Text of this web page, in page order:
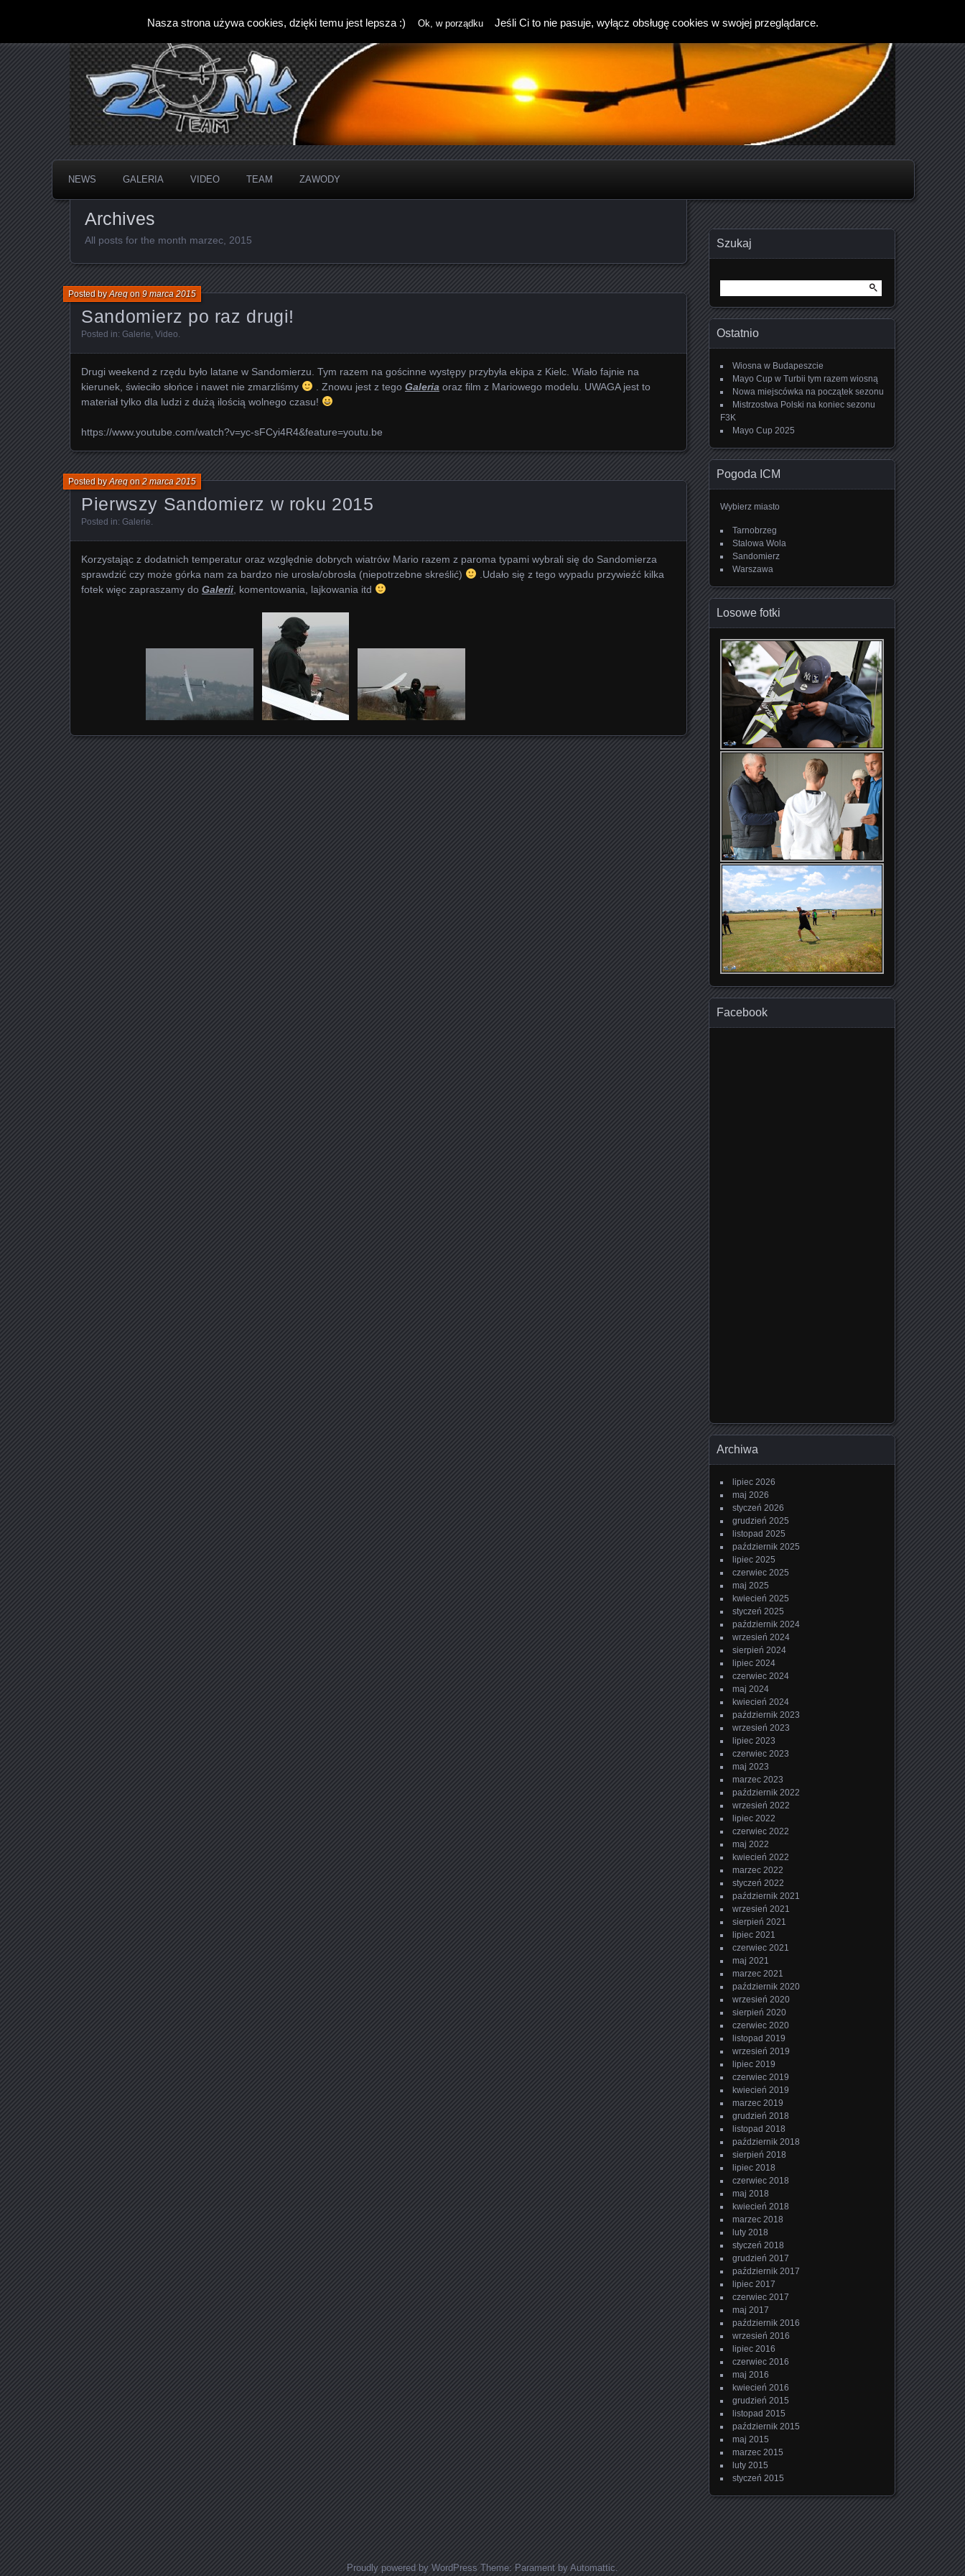
NEWS GALERIA VIDEO TEAM ZAWODY
Archives
All posts for the month marzec, 2015
Sandomierz po raz drugi!
Posted byAreqon9 marca 2015
Posted in: Galerie Video
Drugi weekend z rzędu było latane w Sandomierzu. Tym razem na gościnne występy przybyła ekipa z Kielc. Wiało fajnie na
kierunek, świeciło słońce i nawet nie zmarzliśmy
. Znowu jest z tego Galeria oraz film z Mariowego modelu. UWAGA jest to
materiał tylko dla ludzi z dużą ilością wolnego czasu!
https://www.youtube.com/watch?v=yc-sFCyi4R4&feature=youtu.be
Pierwszy Sandomierz w roku 2015
Posted byAreqon2 marca 2015
Posted in: Galerie
Korzystając z dodatnich temperatur oraz względnie dobrych wiatrów Mario razem z paroma typami wybrali się do Sandomierza
sprawdzić czy może górka nam za bardzo nie urosła/obrosła (niepotrzebne skreślić)
.Udało się z tego wypadu przywieźć kilka
fotek więc zapraszamy do Galerii , komentowania, lajkowania itd
Szukaj
Ostatnio
Wiosna w Budapeszcie
Mayo Cup w Turbii tym razem wiosną
Nowa miejscówka na początek sezonu
Mistrzostwa Polski na koniec sezonu
F3K
Mayo Cup 2025
Pogoda ICM
Wybierz miasto
Tarnobrzeg
Stalowa Wola
Sandomierz
Warszawa
Losowe fotki
Facebook
Archiwa
lipiec 2026
maj 2026
styczeń 2026
grudzień 2025
listopad 2025
październik 2025
lipiec 2025
czerwiec 2025
maj 2025
kwiecień 2025
styczeń 2025
październik 2024
wrzesień 2024
sierpień 2024
lipiec 2024
czerwiec 2024
maj 2024
kwiecień 2024
październik 2023
wrzesień 2023
lipiec 2023
czerwiec 2023
maj 2023
marzec 2023
październik 2022
wrzesień 2022
lipiec 2022
czerwiec 2022
maj 2022
kwiecień 2022
marzec 2022
styczeń 2022
październik 2021
wrzesień 2021
sierpień 2021
lipiec 2021
czerwiec 2021
maj 2021
marzec 2021
październik 2020
wrzesień 2020
sierpień 2020
czerwiec 2020
listopad 2019
wrzesień 2019
lipiec 2019
czerwiec 2019
kwiecień 2019
marzec 2019
grudzień 2018
listopad 2018
październik 2018
sierpień 2018
lipiec 2018
czerwiec 2018
maj 2018
kwiecień 2018
marzec 2018
luty 2018
styczeń 2018
grudzień 2017
październik 2017
lipiec 2017
czerwiec 2017
maj 2017
październik 2016
wrzesień 2016
lipiec 2016
czerwiec 2016
maj 2016
kwiecień 2016
grudzień 2015
listopad 2015
październik 2015
maj 2015
marzec 2015
luty 2015
styczeń 2015
Proudly powered by WordPress Theme: Parament by Automattic.
Nasza strona używa cookies, dzięki temu jest lepsza :) Ok, w porządku Jeśli Ci to nie pasuje, wyłącz obsługę cookies w swojej przeglądarce.